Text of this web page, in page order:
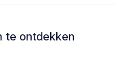
te ontdekken